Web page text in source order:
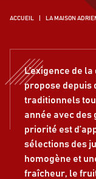
ACCUEIL LA MAISON
L’exigence de
propose depuis
traditionnels
année avec des
priorité est
sélections des
homogène et
fraîcheur, le